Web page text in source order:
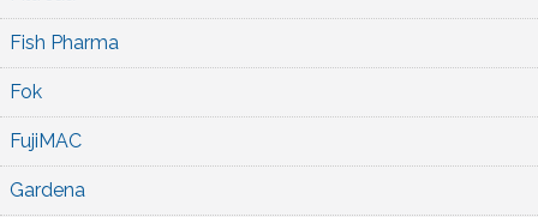
Fish Pharma
Fok
FujiMAC
Gardena